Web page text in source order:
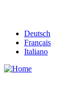
Deutsch
Français
Italiano